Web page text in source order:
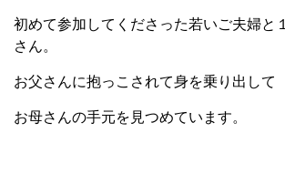
初めて参加してくださった若いご夫婦と
さん。
お父さんに抱っこされて身を乗り出して
お母さんの手元を見つめています。